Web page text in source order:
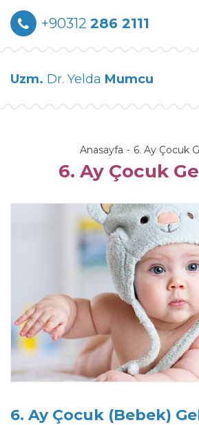
+90312 286 2111
Uzm. Dr. Yelda Mumcu
Anasayfa 6. Ay Çocuk
6. Ay Çocuk
6. Ay Çocuk (Bebek)